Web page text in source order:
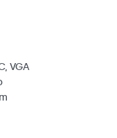
VGA